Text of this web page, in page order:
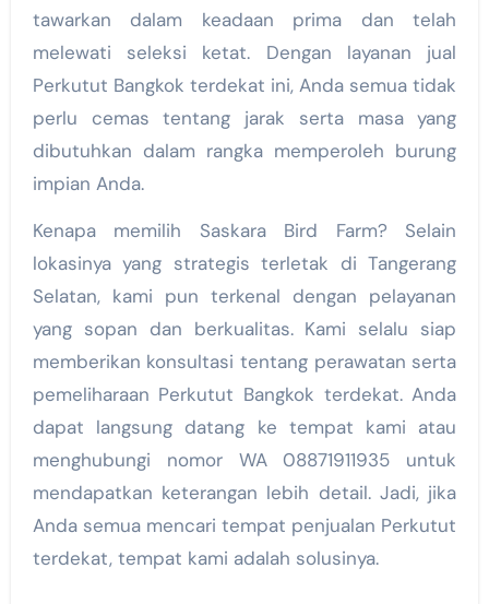
tawarkan dalam keadaan prima dan telah
melewati seleksi ketat. Dengan layanan jual
Perkutut Bangkok terdekat ini, Anda semua tidak
perlu cemas tentang jarak serta masa yang
dibutuhkan dalam rangka memperoleh burung
impian Anda.
Kenapa memilih Saskara Bird Farm? Selain
lokasinya yang strategis terletak di Tangerang
Selatan, kami pun terkenal dengan pelayanan
yang sopan dan berkualitas. Kami selalu siap
memberikan konsultasi tentang perawatan serta
pemeliharaan Perkutut Bangkok terdekat. Anda
dapat langsung datang ke tempat kami atau
menghubungi nomor WA 08871911935 untuk
mendapatkan keterangan lebih detail. Jadi, jika
Anda semua mencari tempat penjualan Perkutut
terdekat, tempat kami adalah solusinya.